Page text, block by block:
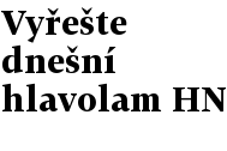
Vyřešte
dnešní
hlavolam HN